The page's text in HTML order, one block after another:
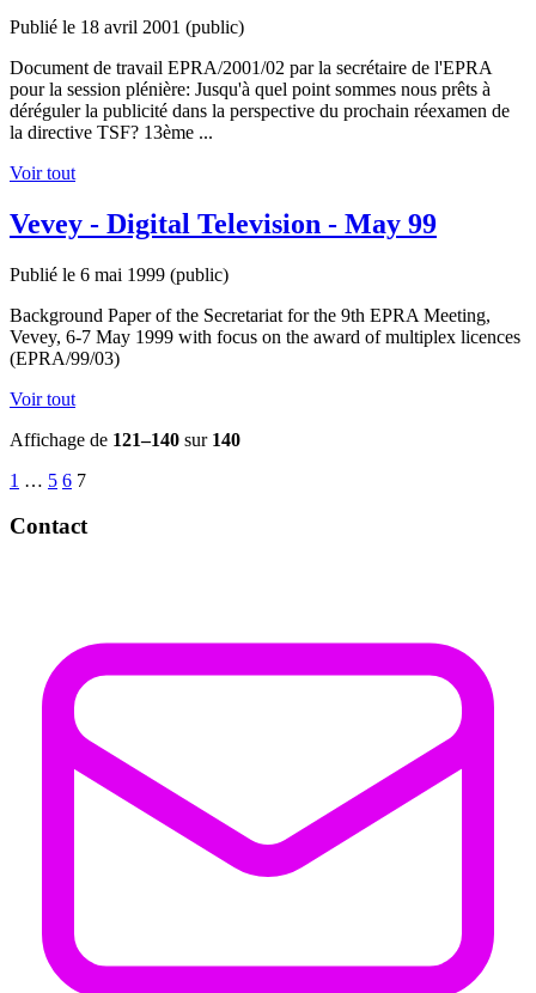
Publié le 18 avril 2001 (public)
Document de travail EPRA/2001/02 par la secrétaire de l'EPRA
pour la session plénière: Jusqu'à quel point sommes nous prêts à
déréguler la publicité dans la perspective du prochain réexamen de
la directive TSF? 13ème ...
Voir tout
Vevey - Digital Television - May 99
Publié le 6 mai 1999 (public)
Background Paper of the Secretariat for the 9th EPRA Meeting,
Vevey, 6-7 May 1999 with focus on the award of multiplex licences
(EPRA/99/03)
Voir tout
Affichage de 121–140 sur 140
1 … 5 6 7
Contact